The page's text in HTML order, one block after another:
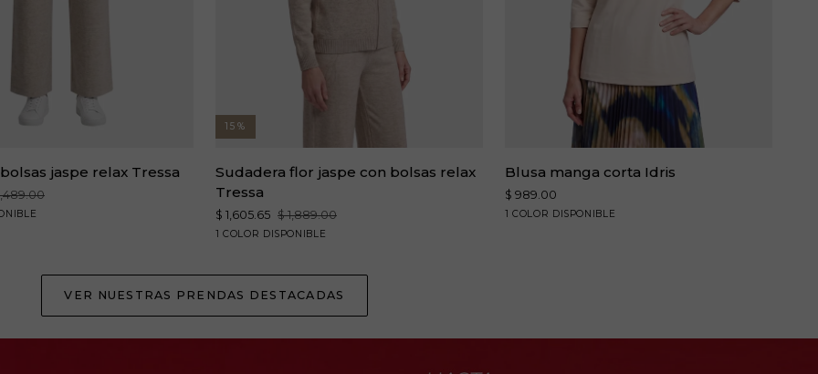
jaspe relax Tressa
15%
Sudadera
flor
con
Sudadera flor jaspe con bolsas relax
Tressa
$ 1,605.65 $ 1,889.00
1 COLOR DISPONIBLE
beige
Blusa
corta
Blusa manga corta Idris
$ 989.00
1 COLOR DISPONIBLE
vainilla
VER NUESTRAS PRENDAS DESTACADAS